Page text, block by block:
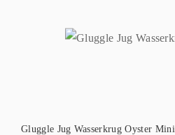
Gluggle Jug Wasserkrug Oyster Mini